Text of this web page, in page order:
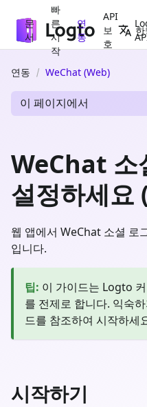
문
서
빠
른
시
작
연
동
API
보
호
한
연동 WeChat (Web)
이 페이지에서
WeChat 소
설정하세요
웹 앱에서 WeChat 소셜 로
입니다.
팁: 이 가이드는 Logto
를 전제로 합니다. 익숙
드를 참조하여 시작하세
시작하기